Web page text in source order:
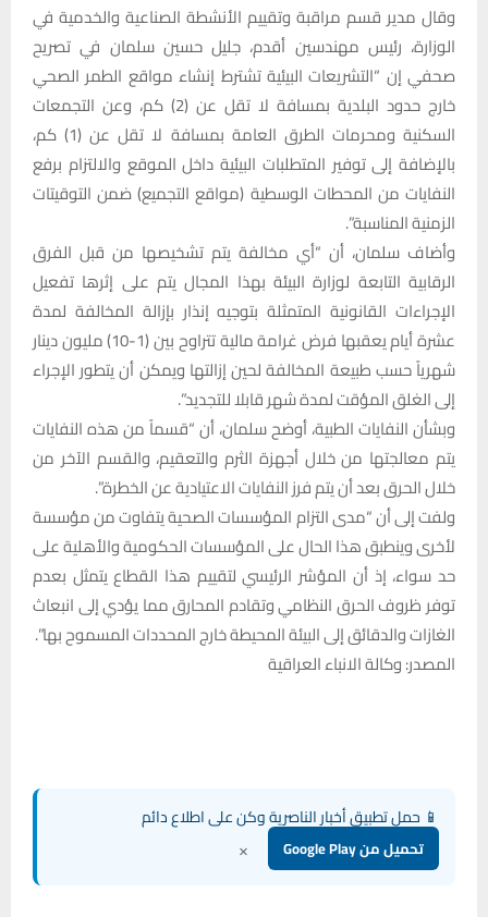
وقال مدير قسم مراقبة وتقييم الأنشطة الصناعية والخدمية في
الوزارة، رئيس مهندسين أقدم، جليل حسين سلمان في تصريح
صحفي إن “التشريعات البيئية تشترط إنشاء مواقع الطمر الصحي
خارج حدود البلدية بمسافة لا تقل عن (2) كم، وعن التجمعات
السكنية ومحرمات الطرق العامة بمسافة لا تقل عن (1) كم،
بالإضافة إلى توفير المتطلبات البيئية داخل الموقع والالتزام برفع
النفايات من المحطات الوسطية (مواقع التجميع) ضمن التوقيتات
الزمنية المناسبة”.
وأضاف سلمان، أن “أي مخالفة يتم تشخيصها من قبل الفرق
الرقابية التابعة لوزارة البيئة بهذا المجال يتم على إثرها تفعيل
الإجراءات القانونية المتمثلة بتوجيه إنذار بإزالة المخالفة لمدة
عشرة أيام يعقبها فرض غرامة مالية تتراوح بين (1-10) مليون دينار
شهرياً حسب طبيعة المخالفة لحين إزالتها ويمكن أن يتطور الإجراء
إلى الغلق المؤقت لمدة شهر قابلا للتجديد”.
وبشأن النفايات الطبية، أوضح سلمان، أن “قسماً من هذه النفايات
يتم معالجتها من خلال أجهزة الثرم والتعقيم، والقسم الآخر من
خلال الحرق بعد أن يتم فرز النفايات الاعتيادية عن الخطرة”.
ولفت إلى أن “مدى التزام المؤسسات الصحية يتفاوت من مؤسسة
لأخرى وينطبق هذا الحال على المؤسسات الحكومية والأهلية على
حد سواء، إذ أن المؤشر الرئيسي لتقييم هذا القطاع يتمثل بعدم
توفر ظروف الحرق النظامي وتقادم المحارق مما يؤدي إلى انبعاث
الغازات والدقائق إلى البيئة المحيطة خارج المحددات المسموح بها”.
المصدر: وكالة الانباء العراقية
📱 حمل تطبيق أخبار الناصرية وكن على اطلاع دائم
تحميل من Google Play ×